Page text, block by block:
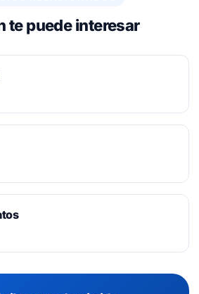
te puede interesar